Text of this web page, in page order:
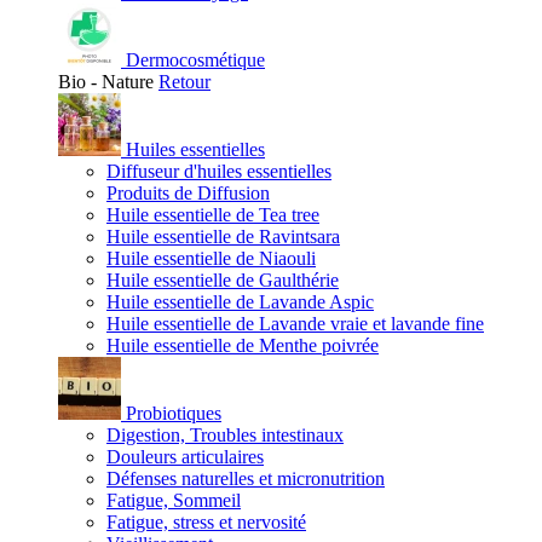
Dermocosmétique
Bio - Nature Retour
Huiles essentielles
Diffuseur d'huiles essentielles
Produits de Diffusion
Huile essentielle de Tea tree
Huile essentielle de Ravintsara
Huile essentielle de Niaouli
Huile essentielle de Gaulthérie
Huile essentielle de Lavande Aspic
Huile essentielle de Lavande vraie et lavande fine
Huile essentielle de Menthe poivrée
Probiotiques
Digestion, Troubles intestinaux
Douleurs articulaires
Défenses naturelles et micronutrition
Fatigue, Sommeil
Fatigue, stress et nervosité